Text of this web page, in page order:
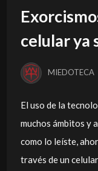
celular ya
MIEDOTECA
El uso de la
muchos ámbitos y
como lo leíste,
través de un